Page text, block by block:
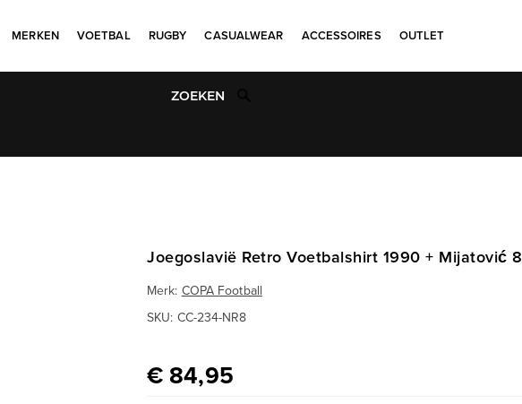
MERKEN VOETBAL RUGBY CASUALWEAR ACCESSOIRES OUTLET
Joegoslavië Retro Voetbalshirt 1990 + Mijatović 8
Merk: COPA Football
SKU: CC-234-NR8
€ 84,95